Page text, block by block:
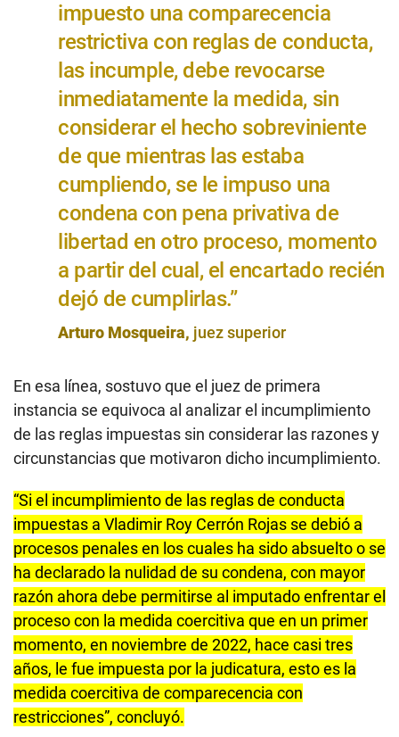
impuesto una comparecencia
restrictiva con reglas de conducta,
las incumple, debe revocarse
inmediatamente la medida, sin
considerar el hecho sobreviniente
de que mientras las estaba
cumpliendo, se le impuso una
condena con pena privativa de
libertad en otro proceso, momento
a partir del cual, el encartado recién
dejó de cumplirlas.”
Arturo Mosqueira, juez superior
En esa línea, sostuvo que el juez de primera
instancia se equivoca al analizar el incumplimiento
de las reglas impuestas sin considerar las razones y
circunstancias que motivaron dicho incumplimiento.
“Si el incumplimiento de las reglas de conducta
impuestas a Vladimir Roy Cerrón Rojas se debió a
procesos penales en los cuales ha sido absuelto o se
ha declarado la nulidad de su condena, con mayor
razón ahora debe permitirse al imputado enfrentar el
proceso con la medida coercitiva que en un primer
momento, en noviembre de 2022, hace casi tres
años, le fue impuesta por la judicatura, esto es la
medida coercitiva de comparecencia con
restricciones”, concluyó.